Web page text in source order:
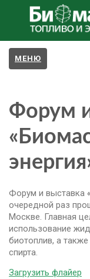
МЕНЮ
Форум
Форум и выставка
очередной раз
Москве. Главная
использование
биотоплив, а
спирта.
Загрузить флайер